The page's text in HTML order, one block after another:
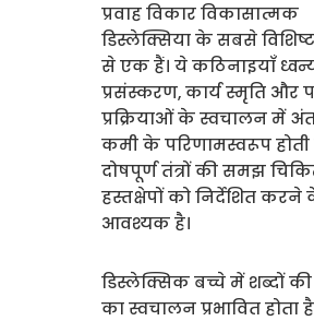
प्रवाह विकार विकासात्मक
डिस्लेक्सिया के सबसे
से एक हैं। ये कठिनाइयाँ
प्रसंस्करण, कार्य स्मृति और
प्रक्रियाओं के स्वचालन में
कमी के परिणामस्वरूप होती
दोषपूर्ण तंत्रों की समझ
हस्तक्षेपों को निर्देशित
आवश्यक है।
डिस्लेक्सिक बच्चे में शब्दों
का स्वचालन प्रभावित होता